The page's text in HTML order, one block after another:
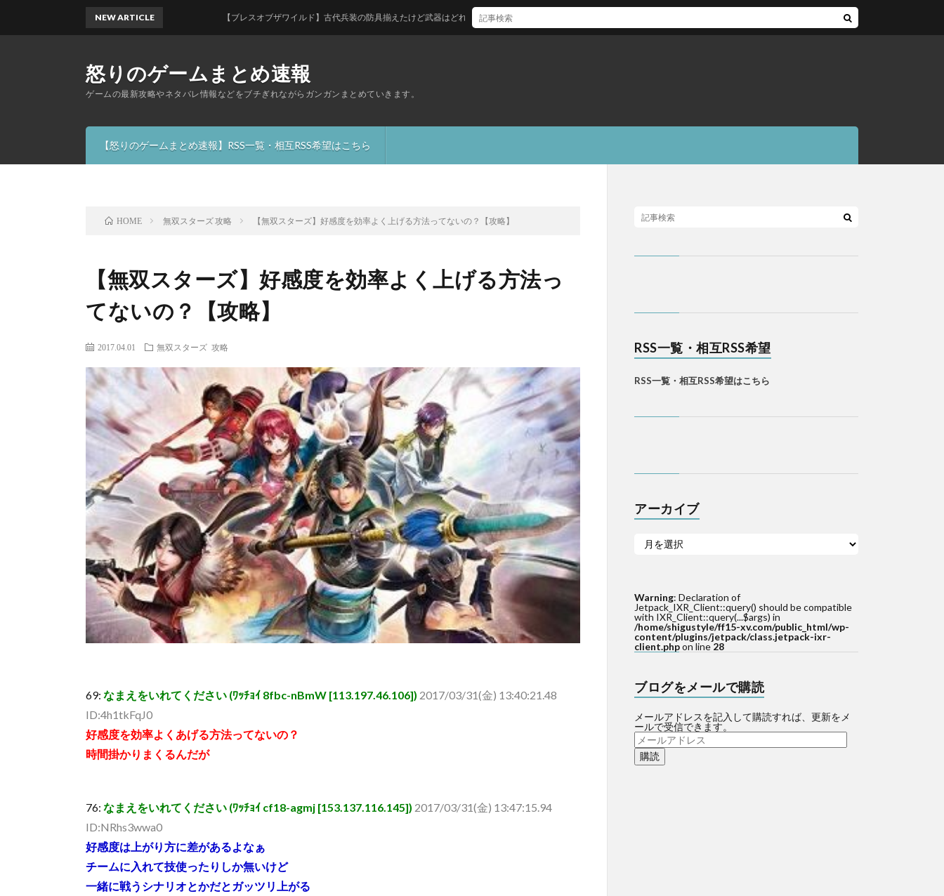
怒りのゲームまとめ速報
ゲームの最新攻略やネタバレ情報などをブチぎれながらガンガンまとめていきます。
【怒りのゲームまとめ速報】RSS一覧・相互RSS希望はこちら
NEW ARTICLE 【ブレスオブザワイルド】古代兵装の防具揃えたけど武器はどれ買えばいい？
HOME 無双スターズ 攻略 【無双スターズ】好感度を効率よく上げる方法ってないの？【攻略】
【無双スターズ】好感度を効率よく上げる方法っ
てないの？【攻略】
2017.04.01 無双スターズ 攻略
69: なまえをいれてください (ﾜｯﾁｮｲ 8fbc-nBmW [113.197.46.106]) 2017/03/31(金) 13:40:21.48
ID:4h1tkFqJ0
好感度を効率よくあげる方法ってないの？
時間掛かりまくるんだが
76: なまえをいれてください (ﾜｯﾁｮｲ cf18-agmj [153.137.116.145]) 2017/03/31(金) 13:47:15.94
ID:NRhs3wwa0
好感度は上がり方に差があるよなぁ
チームに入れて技使ったりしか無いけど
一緒に戦うシナリオとかだとガッツリ上がる
RSS一覧・相互RSS希望
RSS一覧・相互RSS希望はこちら
アーカイブ
Warning: Declaration of
Jetpack_IXR_Client::query() should be compatible
with IXR_Client::query(...$args) in
/home/shigustyle/ff15-xv.com/public_html/wp-
content/plugins/jetpack/class.jetpack-ixr-
client.phpon line 28
ブログをメールで購読
メールアドレスを記入して購読すれば、更新をメ
ールで受信できます。
メ
ー
ル
ア